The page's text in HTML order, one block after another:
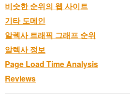
비슷한 순위의 웹 사이트
기타 도메인
알렉사 트래픽 그래프 순위
알렉사 정보
Page Load Time Analysis
Reviews